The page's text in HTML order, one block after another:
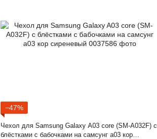
−47%
Чехол для Samsung Galaxy A03 core (SM-A032F) с
блёстками с бабочками на самсунг а03 кор